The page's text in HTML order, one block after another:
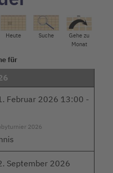
Heute Suche
Gehe zu
Monat
für
Februar 2026 13:00 -
2026
September 2026